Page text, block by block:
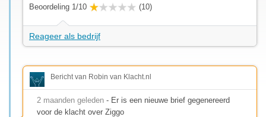
Beoordeling 1/10 (10)
Reageer als bedrijf
Bericht van Robin van Klacht.nl
2 maanden geleden - Er is een nieuwe brief gegenereerd
voor de klacht over Ziggo